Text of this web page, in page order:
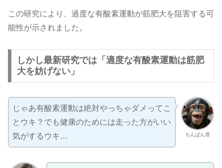
この研究により、過度な有酸素運動が筋肥大を阻害する可
能性が示されました。
しかし最新研究では「適度な有酸素運動は筋肥
大を妨げない」
ちんぱん君
じゃあ有酸素運動は絶対やっちゃダメってこ
とウキ？でも健康のためには走った方がいい
気がするウキ…